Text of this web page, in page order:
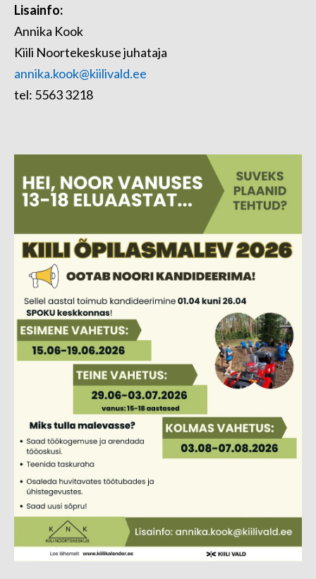
Lisainfo:
Annika Kook
Kiili Noortekeskuse juhataja
annika.kook@kiilivald.ee
tel: 5563 3218